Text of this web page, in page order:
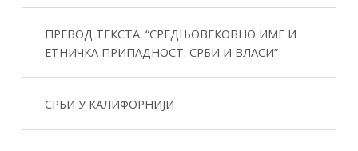
ПРЕВОД ТЕКСТА: “СРЕДЊОВЕКОВНО ИМЕ И
ЕТНИЧКА ПРИПАДНОСТ: СРБИ И ВЛАСИ”
СРБИ У КАЛИФОРНИЈИ